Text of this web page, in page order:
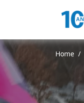
Home